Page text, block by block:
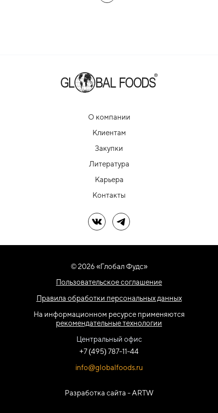
О компании
Клиентам
Закупки
Литература
Карьера
Контакты
Мы в ВКМы в Telegram
© 2026 «Глобал Фудс»
Пользовательское соглашение
Правила обработки персональных данных
На информационном ресурсе применяются
рекомендательные технологии
Центральный офис
+7 (495) 787-11-44
info@globalfoods.ru
Разработка сайта -ARTW